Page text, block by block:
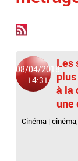
08/04/2018
14:31
Les
à la
une
Cinéma |cinéma